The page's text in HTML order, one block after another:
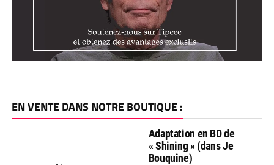
EN VENTE DANS NOTRE BOUTIQUE :
Adaptation en BD de
« Shining » (dans Je
Bouquine)